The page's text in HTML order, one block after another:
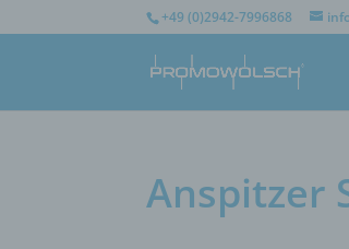
+49 (0)2942-7996868
Anspitzer